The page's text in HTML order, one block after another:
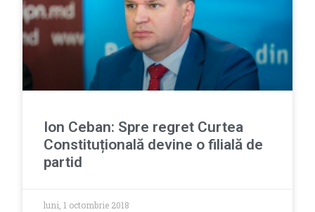
Ion Ceban: Spre regret Curtea
Constituțională devine o filială de
partid
luni, 1 octombrie 2018